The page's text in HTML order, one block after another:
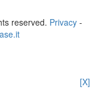
reserved. Privacy-
[X]